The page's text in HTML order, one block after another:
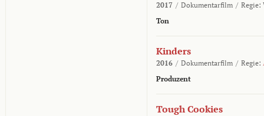
2017 / Dokumentarfilm / Regie:
Ton
Kinders
2016 / Dokumentarfilm / Regie:
Produzent
Tough Cookies